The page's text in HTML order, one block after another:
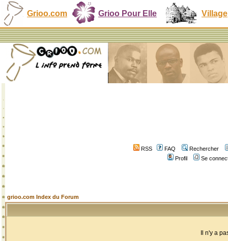
Grioo.com Grioo Pour Elle Village
RSS FAQ
Rechercher
Profil
Se
grioo.com Index du Forum
Il n'y a